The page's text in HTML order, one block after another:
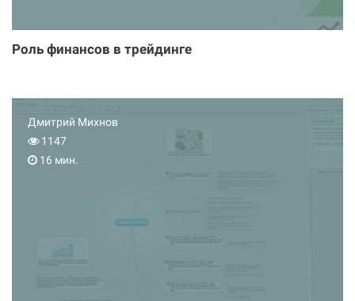
Роль финансов в трейдинге
Дмитрий Михнов
1147
16 мин.